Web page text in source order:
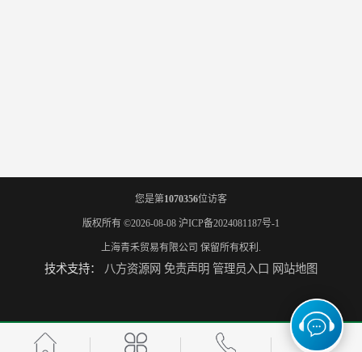
您是第1070356位访客
版权所有 ©2026-08-08 沪ICP备2024081187号-1
上海青禾贸易有限公司 保留所有权利.
技术支持： 八方资源网 免责声明 管理员入口 网站地图